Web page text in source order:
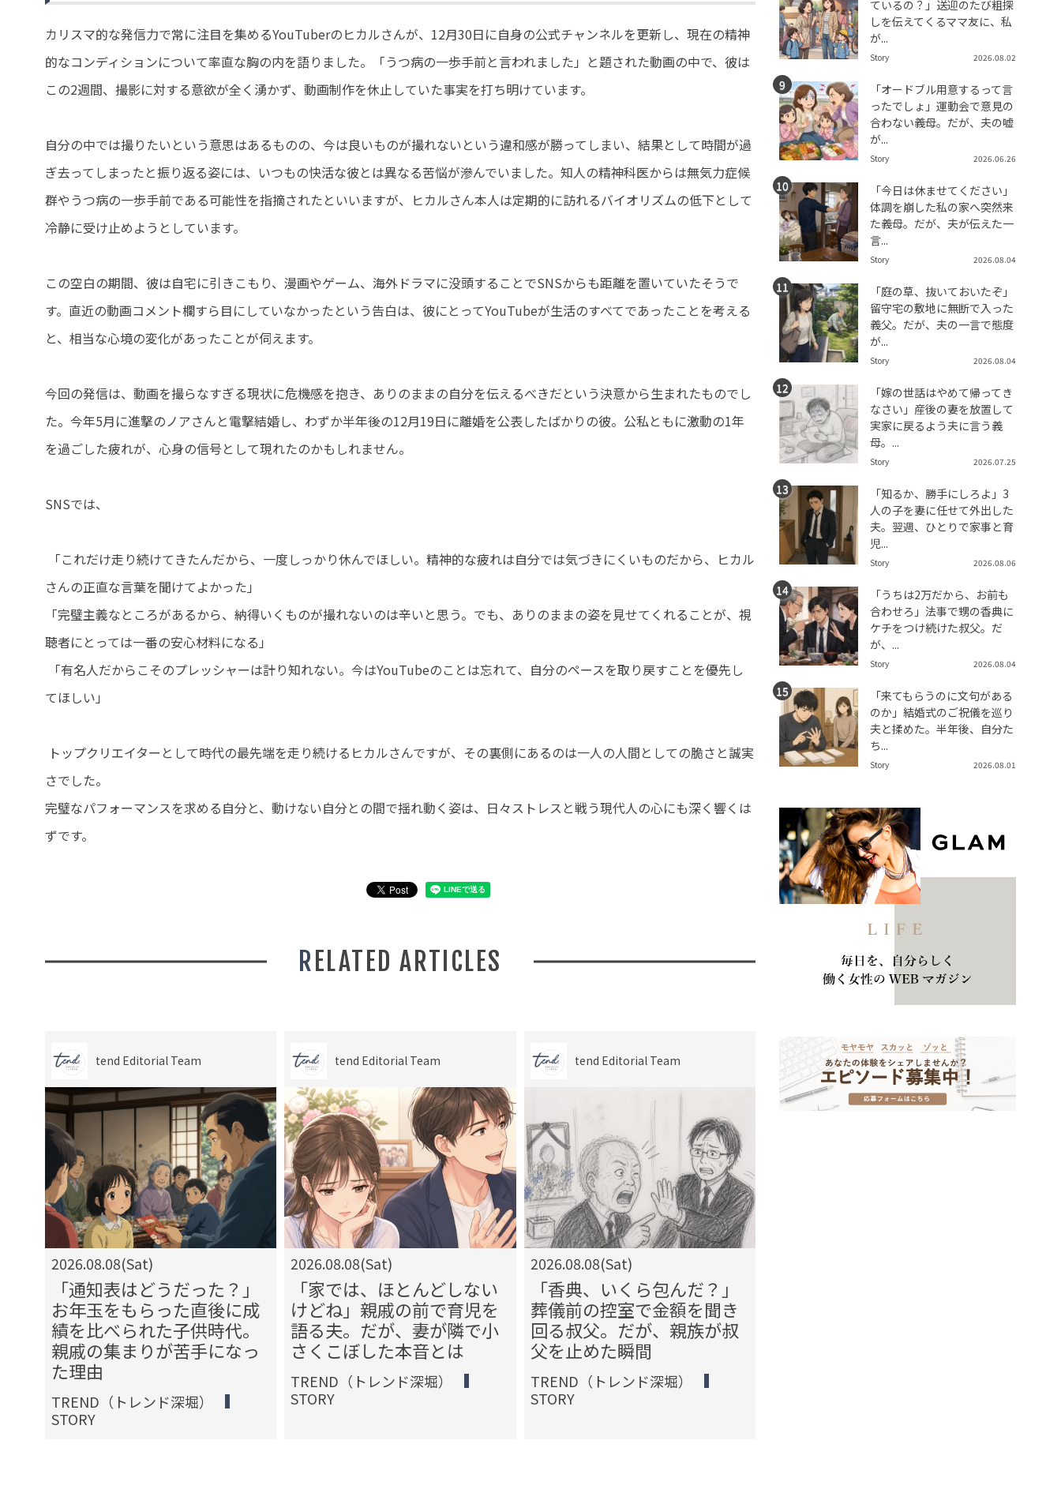
カリスマ的な発信力で常に注目を集めるYouTuberのヒカルさんが、12月30日に自身の公式チャンネルを更新し、現在の精神
的なコンディションについて率直な胸の内を語りました。「うつ病の一歩手前と言われました」と題された動画の中で、彼は
この2週間、撮影に対する意欲が全く湧かず、動画制作を休止していた事実を打ち明けています。
自分の中では撮りたいという意思はあるものの、今は良いものが撮れないという違和感が勝ってしまい、結果として時間が過
ぎ去ってしまったと振り返る姿には、いつもの快活な彼とは異なる苦悩が滲んでいました。知人の精神科医からは無気力症候
群やうつ病の一歩手前である可能性を指摘されたといいますが、ヒカルさん本人は定期的に訪れるバイオリズムの低下として
冷静に受け止めようとしています。
この空白の期間、彼は自宅に引きこもり、漫画やゲーム、海外ドラマに没頭することでSNSからも距離を置いていたそうで
す。直近の動画コメント欄すら目にしていなかったという告白は、彼にとってYouTubeが生活のすべてであったことを考える
と、相当な心境の変化があったことが伺えます。
今回の発信は、動画を撮らなすぎる現状に危機感を抱き、ありのままの自分を伝えるべきだという決意から生まれたものでし
た。今年5月に進撃のノアさんと電撃結婚し、わずか半年後の12月19日に離婚を公表したばかりの彼。公私ともに激動の1年
を過ごした疲れが、心身の信号として現れたのかもしれません。
SNSでは、
「これだけ走り続けてきたんだから、一度しっかり休んでほしい。精神的な疲れは自分では気づきにくいものだから、ヒカル
さんの正直な言葉を聞けてよかった」
「完璧主義なところがあるから、納得いくものが撮れないのは辛いと思う。でも、ありのままの姿を見せてくれることが、視
聴者にとっては一番の安心材料になる」
「有名人だからこそのプレッシャーは計り知れない。今はYouTubeのことは忘れて、自分のペースを取り戻すことを優先し
てほしい」
トップクリエイターとして時代の最先端を走り続けるヒカルさんですが、その裏側にあるのは一人の人間としての脆さと誠実
さでした。
完璧なパフォーマンスを求める自分と、動けない自分との間で揺れ動く姿は、日々ストレスと戦う現代人の心にも深く響くは
ずです。
RELATED ARTICLES
tend Editorial Team
2026.08.08(Sat)
「通知表はどうだった？」
お年玉をもらった直後に成
績を比べられた子供時代。
親戚の集まりが苦手になっ
た理由
TREND（トレンド深堀）
STORY
tend Editorial Team
2026.08.08(Sat)
「家では、ほとんどしない
けどね」親戚の前で育児を
語る夫。だが、妻が隣で小
さくこぼした本音とは
TREND（トレンド深堀）
STORY
tend Editorial Team
2026.08.08(Sat)
「香典、いくら包んだ？」
葬儀前の控室で金額を聞き
回る叔父。だが、親族が叔
父を止めた瞬間
TREND（トレンド深堀）
STORY
tend Editorial Team
ているの？」送迎のたび粗探
しを伝えてくるママ友に、私
が...
Story 2026.08.02
「オードブル用意するって言
ったでしょ」運動会で意見の
合わない義母。だが、夫の嘘
が...
Story 2026.06.26
「今日は休ませてください」
体調を崩した私の家へ突然来
た義母。だが、夫が伝えた一
言...
Story 2026.08.04
「庭の草、抜いておいたぞ」
留守宅の敷地に無断で入った
義父。だが、夫の一言で態度
が...
Story 2026.08.04
「嫁の世話はやめて帰ってき
なさい」産後の妻を放置して
実家に戻るよう夫に言う義
母。...
Story 2026.07.25
「知るか、勝手にしろよ」3
人の子を妻に任せて外出した
夫。翌週、ひとりで家事と育
児...
Story 2026.08.06
「うちは2万だから、お前も
合わせろ」法事で甥の香典に
ケチをつけ続けた叔父。だ
が、...
Story 2026.08.04
「来てもらうのに文句がある
のか」結婚式のご祝儀を巡り
夫と揉めた。半年後、自分た
ち...
Story 2026.08.01